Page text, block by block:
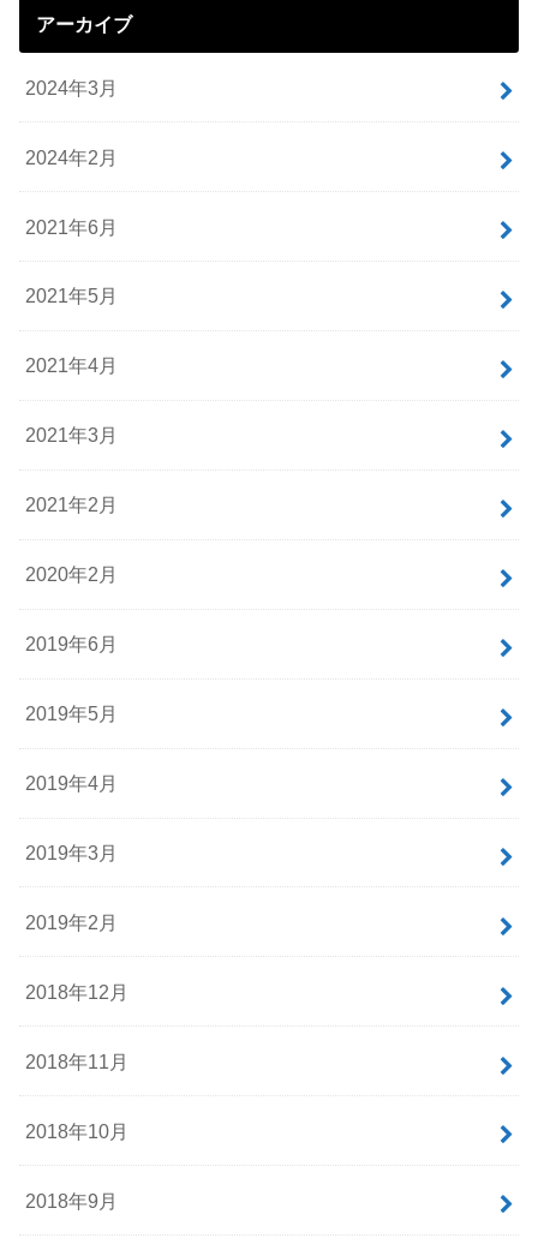
アーカイブ
2024年3月
2024年2月
2021年6月
2021年5月
2021年4月
2021年3月
2021年2月
2020年2月
2019年6月
2019年5月
2019年4月
2019年3月
2019年2月
2018年12月
2018年11月
2018年10月
2018年9月